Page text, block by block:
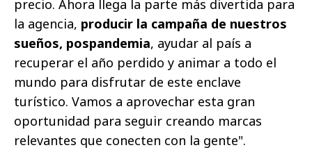
precio. Ahora llega la parte más divertida para
la agencia, producir la campaña de nuestros
sueños, pospandemia, ayudar al país a
recuperar el año perdido y animar a todo el
mundo para disfrutar de este enclave
turístico. Vamos a aprovechar esta gran
oportunidad para seguir creando marcas
relevantes que conecten con la gente".